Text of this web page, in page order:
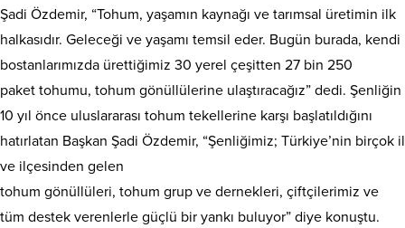
Şadi Özdemir, “Tohum, yaşamın kaynağı ve tarımsal üretimin ilk
halkasıdır. Geleceği ve yaşamı temsil eder. Bugün burada, kendi
bostanlarımızda ürettiğimiz 30 yerel çeşitten 27 bin 250
paket tohumu, tohum gönüllülerine ulaştıracağız” dedi. Şenliğin
10 yıl önce uluslararası tohum tekellerine karşı başlatıldığını
hatırlatan Başkan Şadi Özdemir, “Şenliğimiz; Türkiye’nin birçok il
ve ilçesinden gelen
tohum gönüllüleri, tohum grup ve dernekleri, çiftçilerimiz ve
tüm destek verenlerle güçlü bir yankı buluyor” diye konuştu.